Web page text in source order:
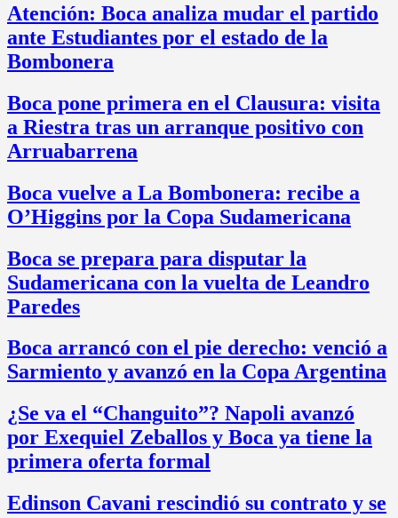
Atención: Boca analiza mudar el partido
ante Estudiantes por el estado de la
Bombonera
Boca pone primera en el Clausura: visita
a Riestra tras un arranque positivo con
Arruabarrena
Boca vuelve a La Bombonera: recibe a
O’Higgins por la Copa Sudamericana
Boca se prepara para disputar la
Sudamericana con la vuelta de Leandro
Paredes
Boca arrancó con el pie derecho: venció a
Sarmiento y avanzó en la Copa Argentina
¿Se va el “Changuito”? Napoli avanzó
por Exequiel Zeballos y Boca ya tiene la
primera oferta formal
Edinson Cavani rescindió su contrato y se